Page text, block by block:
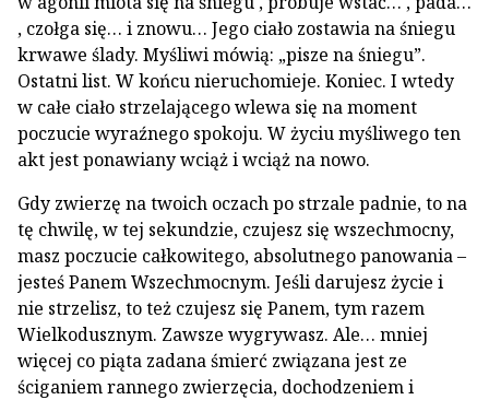
, czołga się… i znowu… Jego ciało zostawia na śniegu
krwawe ślady. Myśliwi mówią: „pisze na śniegu”.
Ostatni list. W końcu nieruchomieje. Koniec. I wtedy
w całe ciało strzelającego wlewa się na moment
poczucie wyraźnego spokoju. W życiu myśliwego ten
akt jest ponawiany wciąż i wciąż na nowo.
Gdy zwierzę na twoich oczach po strzale padnie, to na
tę chwilę, w tej sekundzie, czujesz się wszechmocny,
masz poczucie całkowitego, absolutnego panowania –
jesteś Panem Wszechmocnym. Jeśli darujesz życie i
nie strzelisz, to też czujesz się Panem, tym razem
Wielkodusznym. Zawsze wygrywasz. Ale… mniej
więcej co piąta zadana śmierć związana jest ze
ściganiem rannego zwierzęcia, dochodzeniem i